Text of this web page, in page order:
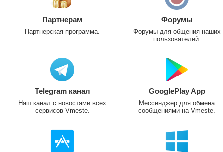
Партнерам
Партнерская программа.
Форумы
Форумы для общения наших
пользователей.
Telegram канал
Наш канал с новостями всех
сервисов Vmeste.
GooglePlay App
Мессенджер для обмена
сообщениями на Vmeste.